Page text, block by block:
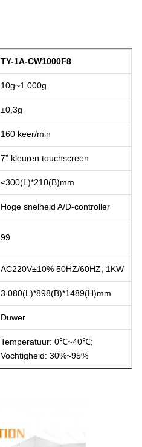
TY-1A-CW1000F8
10g~1.000g
±0,3g
160 keer/min
7” kleuren touchscreen
≤300(L)*210(B)mm
Hoge snelheid A/D-controller
99
AC220V±10% 50HZ/60HZ, 1KW
3.080(L)*898(B)*1489(H)mm
Duwer
Temperatuur: 0℃~40℃;
Vochtigheid: 30%~95%